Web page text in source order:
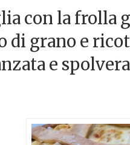
con la frolla
di grano e
e